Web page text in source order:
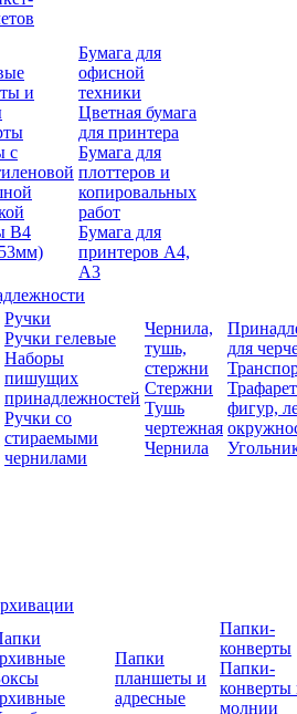
и
с
В4
Бумага для
офисной
техники
Цветная бумага
для принтера
Бумага для
плоттеров и
копировальных
работ
Бумага для
принтеров А4,
А3
Ручки
Ручки гелевые
Наборы
пишущих
принадлежностей
Ручки со
стираемыми
чернилами
Чернила,
тушь,
стержни
Стержни
Тушь
чертежная
Чернила
для
фигур,
Папки
планшеты и
адресные
Папки-
конверты
Папки-
конверты
молнии